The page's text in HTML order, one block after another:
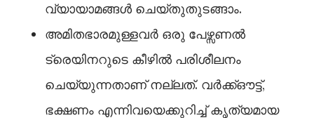
വ്യായാമങ്ങള്‍ ചെയ്തുതുടങ്ങാം.
അമിതഭാരമുള്ളവർ ഒരു പേഴ്സണല്‍
ട്രെയിനറുടെ കീഴില്‍ പരിശീലനം
ചെയ്യുന്നതാണ് നല്ലത്. വർക്ക്‌ഔട്ട്,
ഭക്ഷണം എന്നിവയെക്കുറിച്ച്‌ കൃത്യമായ